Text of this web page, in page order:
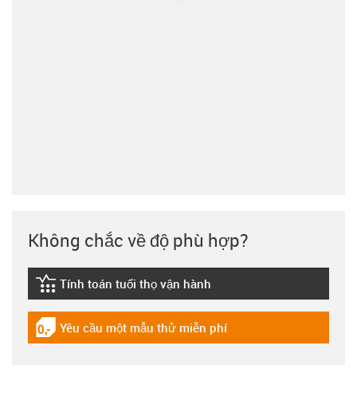
Không chắc về độ phù hợp?
igus-icon-lebensdauerrechner
Tính toán tuổi thọ vận hành
igus-icon-gratismuster
Yêu cầu một mẫu thử miễn phí